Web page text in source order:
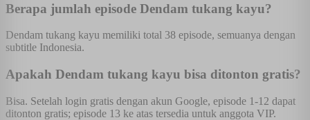
Berapa jumlah episode Dendam tukang kayu?
Dendam tukang kayu memiliki total 38 episode, semuanya dengan
subtitle Indonesia.
Apakah Dendam tukang kayu bisa ditonton gratis?
Bisa. Setelah login gratis dengan akun Google, episode 1-12 dapat
ditonton gratis; episode 13 ke atas tersedia untuk anggota VIP.